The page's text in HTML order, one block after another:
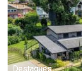
Destaques